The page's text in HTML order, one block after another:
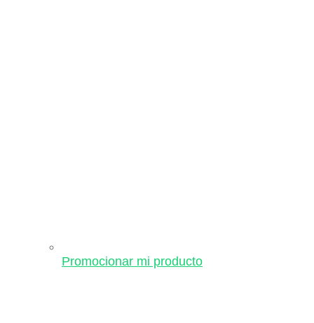
Promocionar mi producto